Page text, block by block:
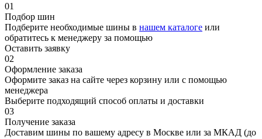
01
Подбор шин
Подберите необходимые шины в нашем каталоге или
обратитесь к менеджеру за помощью
Оставить заявку
02
Оформление заказа
Оформите заказ на сайте через корзину или с помощью
менеджера
Выберите подходящий способ оплаты и доставки
03
Получение заказа
Доставим шины по вашему адресу в Москве или за МКАД (до